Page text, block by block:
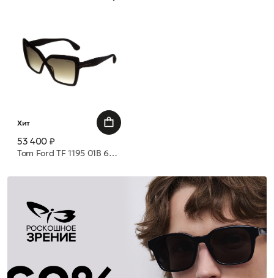
Хит
53 400 ₽
Tom Ford TF 1195 01B 63 очки с/з